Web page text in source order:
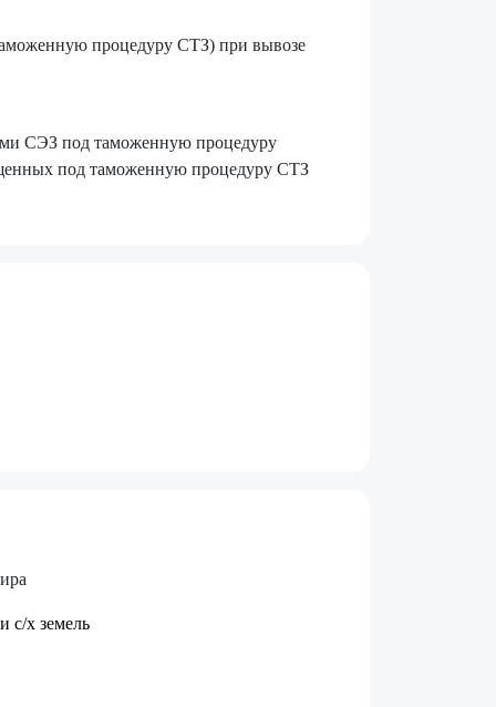
процедуру СТЗ) при вывозе
СЭЗ под таможенную процедуру
под таможенную процедуру СТЗ
с/х земель